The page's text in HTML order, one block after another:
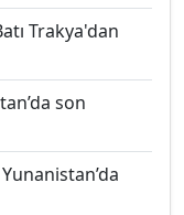
Trakya'dan
son